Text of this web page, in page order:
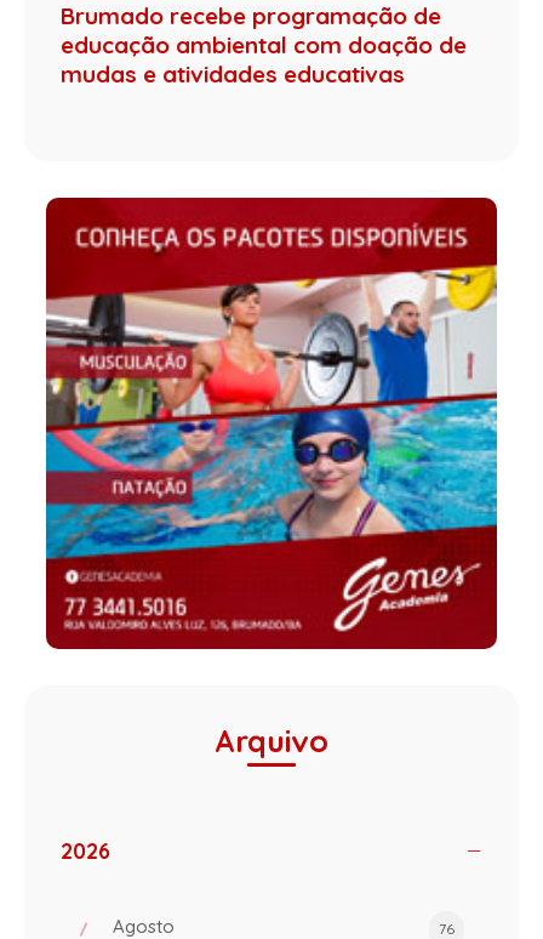
Brumado recebe programação de
educação ambiental com doação de
mudas e atividades educativas
Arquivo
2026
Agosto 76